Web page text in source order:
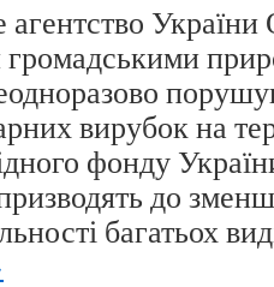
агентство
вирубок на
фонду
до
багатьох